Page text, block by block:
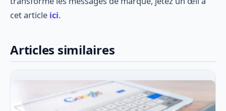
cet article ici.
Articles similaires